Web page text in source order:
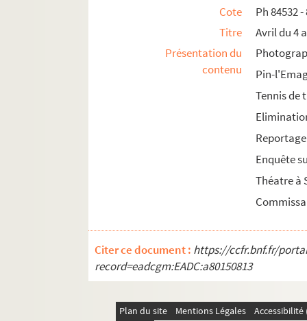
Ph 88184 - 88362. Novembre : du 16 au 22
Ph 88363 - 88501. Novembre : du 23 au 1er
Ph 88502 - 88606. Décembre : du 2 au 9
Ph 88607 - 88703. Décembre : du 10 au 20
Ph 88704 - 88763. Décembre : du 21 au 31
Cote
Ph 84532 -
Titre
Avril du 4
Présentation du
contenu
Pin-
Tennis de
Enquête
Théatre à
Citer ce document : https://ccfr.bnf.fr/
record=eadcgm:EADC:a80150813
Plan du site Mentions Légales